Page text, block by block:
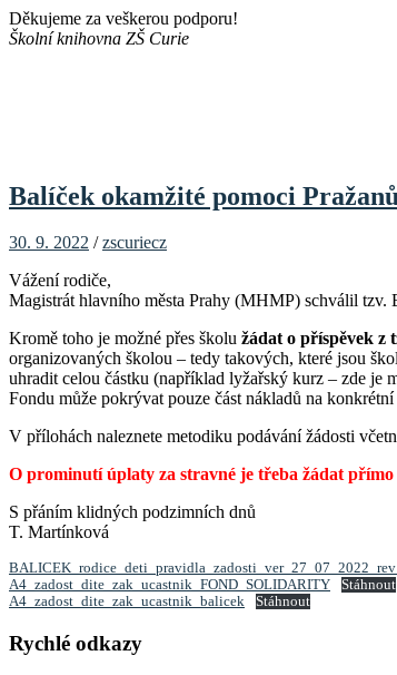
Děkujeme za veškerou podporu!
Školní knihovna ZŠ Curie
Balíček okamžité pomoci
30. 9. 2022 /zscuriecz
Vážení rodiče,
Magistrát hlavního města Prahy (MHMP) schválil tzv.
Kromě toho je možné přes školu žádat o příspěvek z
organizovaných školou – tedy takových, které jsou
uhradit celou částku (například lyžařský kurz – zde je
Fondu může pokrývat pouze část nákladů na
V přílohách naleznete metodiku podávání žádosti
O prominutí úplaty za stravné je třeba žádat
S přáním klidných podzimních dnů
T. Martínková
A4_zadost_dite_zak_ucastnik_FOND_SOLIDARITY
Stáhnout
A4_zadost_dite_zak_ucastnik_balicek
Stáhnout
Rychlé odkazy